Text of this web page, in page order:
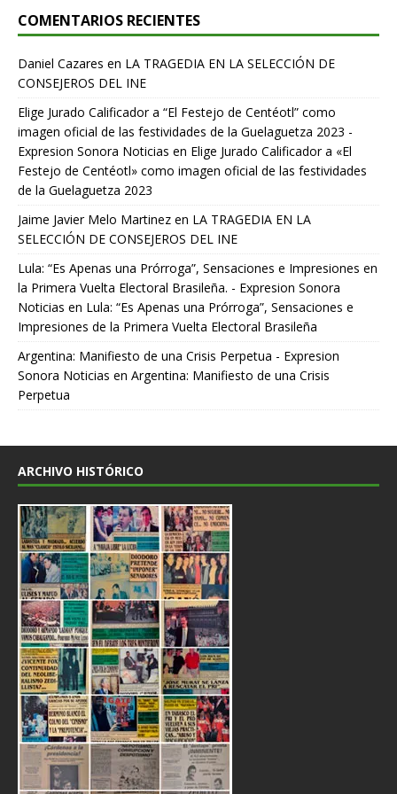
COMENTARIOS RECIENTES
Daniel Cazares en LA TRAGEDIA EN LA SELECCIÓN DE
CONSEJEROS DEL INE
Elige Jurado Calificador a “El Festejo de Centéotl” como
imagen oficial de las festividades de la Guelaguetza 2023 -
Expresion Sonora Noticias en Elige Jurado Calificador a «El
Festejo de Centéotl» como imagen oficial de las festividades
de la Guelaguetza 2023
Jaime Javier Melo Martinez en LA TRAGEDIA EN LA
SELECCIÓN DE CONSEJEROS DEL INE
Lula: “Es Apenas una Prórroga”, Sensaciones e Impresiones en
la Primera Vuelta Electoral Brasileña. - Expresion Sonora
Noticias en Lula: “Es Apenas una Prórroga”, Sensaciones e
Impresiones de la Primera Vuelta Electoral Brasileña
Argentina: Manifiesto de una Crisis Perpetua - Expresion
Sonora Noticias en Argentina: Manifiesto de una Crisis
Perpetua
ARCHIVO HISTÓRICO